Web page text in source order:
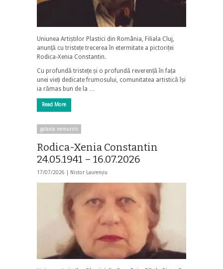
Uniunea Artiștilor Plastici din România, Filiala Cluj,
anunță cu tristețe trecerea în etermitate a pictoriței
Rodica-Xenia Constantin.
Cu profundă tristețe și o profundă reverență în fața
unei vieți dedicate frumosului, comunitatea artistică își
ia rămas bun de la …
Read More
galaxia nemuririi
Rodica-Xenia Constantin
24.05.1941 – 16.07.2026
17/07/2026 | Nistor Laurențiu